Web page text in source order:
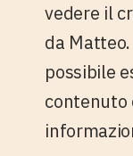
vedere il
da
possibile
contenuto